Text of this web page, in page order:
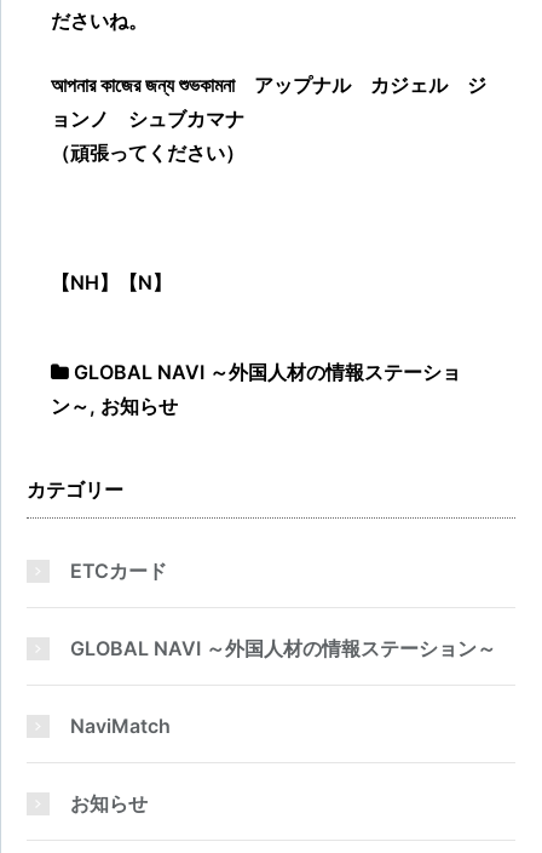
ださいね。
আপনার কাজের জন্য শুভকামনা アップナル カジェル ジ
ョンノ シュブカマナ
（頑張ってください）
【NH】【N】
GLOBAL NAVI ～外国人材の情報ステーショ
ン～, お知らせ
カテゴリー
ETCカード
GLOBAL NAVI ～外国人材の情報ステーション～
NaviMatch
お知らせ